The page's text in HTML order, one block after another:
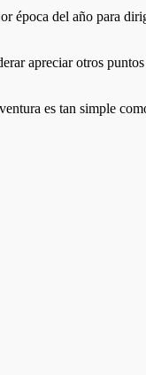
del año para
apreciar otros
es tan simple